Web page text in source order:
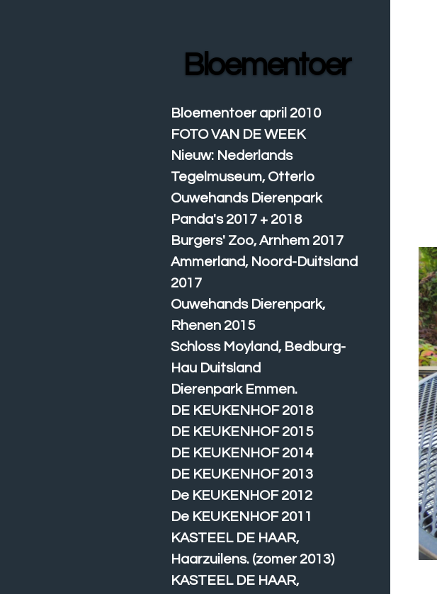
Bloementoer
Bloementoer april 2010
FOTO VAN DE WEEK
Nieuw: Nederlands
Tegelmuseum, Otterlo
Ouwehands Dierenpark
Panda's 2017 + 2018
Burgers' Zoo, Arnhem 2017
Ammerland, Noord-Duitsland
2017
Ouwehands Dierenpark,
Rhenen 2015
Schloss Moyland, Bedburg-
Hau Duitsland
Dierenpark Emmen.
DE KEUKENHOF 2018
DE KEUKENHOF 2015
DE KEUKENHOF 2014
DE KEUKENHOF 2013
De KEUKENHOF 2012
De KEUKENHOF 2011
KASTEEL DE HAAR,
Haarzuilens. (zomer 2013)
KASTEEL DE HAAR,